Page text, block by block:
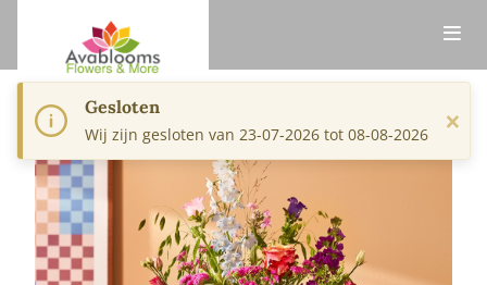
Gesloten
Wij zijn gesloten van 23-07-2026 tot 08-08-2026 ×